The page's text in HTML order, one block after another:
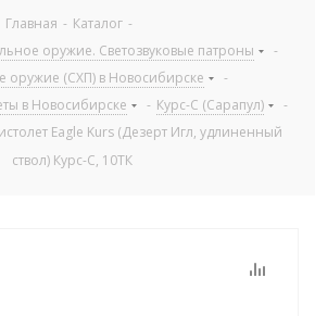
Главная - Каталог -
оружие. Светозвуковые патроны
-
(СХП) в Новосибирске
-
в Новосибирске
- Курс-С (Сарапул)
-
Eagle Kurs (Дезерт Игл, удлиненный
ствол) Курс-С, 10ТК